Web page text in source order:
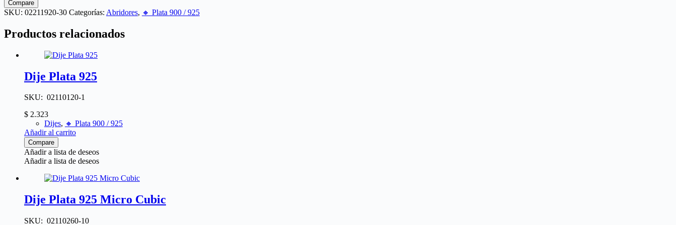
Compare
SKU: 02211920-30 Categorías: Abridores, 🔸​ Plata 900 / 925
Productos relacionados
Dije Plata 925
SKU: 02110120-1
$ 2.323
Dijes, 🔸​ Plata 900 / 925
Añadir al carrito
Compare
Añadir a lista de deseos
Añadir a lista de deseos
Dije Plata 925 Micro Cubic
SKU: 02110260-10